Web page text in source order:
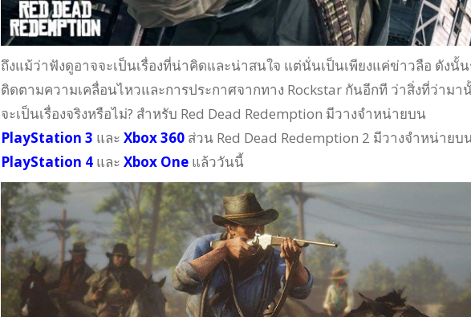
ถึงแม้ว่าฟังดูอาจจะเป็นเรื่องที่น่าคิดและน่าสนใจ แต่นั่นเป็นเพียงแค่ข่าวลือ ดังนั้
ติดตามความเคลื่อนไหวและการประกาศจากทาง Rockstar กันอีกที ว่าสิ่งที่ว่ามา
จะเป็นเรื่องจริงหรือไม่? สำหรับ Red Dead Redemption มีวางจำหน่ายบน
PlayStation 3 และ Xbox 360ส่วน Red Dead Redemption 2 มีวางจำหน่ายบ
PlayStation 4 และ Xbox Oneแล้ววันนี้